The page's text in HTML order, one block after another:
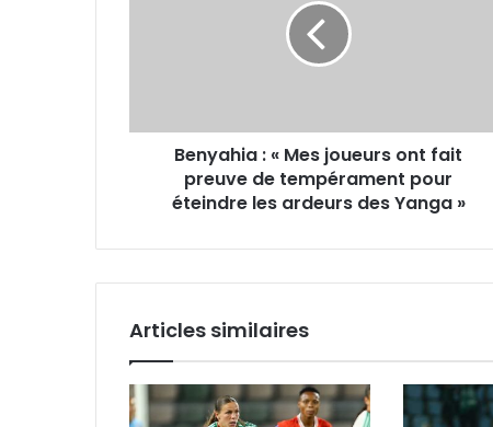
de
tempérament
éteindre
Benyahia : « Mes joueurs ont fait
preuve de tempérament pour
éteindre les ardeurs des Yanga »
Articles similaires